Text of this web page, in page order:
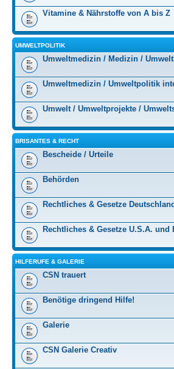
Vitamine & Nährstoffe von A bis Z
UMWELTPOLITIK
Umweltmedizin / Medizin /
Umweltmedizin / Umweltpolitik
Umwelt / Umweltprojekte /
BRISANTES & RECHT
Bescheide / Urteile
Behörden
Rechtliches & Gesetze
Rechtliches & Gesetze U.S.A. und
HILFERUFE & GALERIE
CSN trauert
Benötige dringend Hilfe!
Galerie
CSN Galerie Creativ